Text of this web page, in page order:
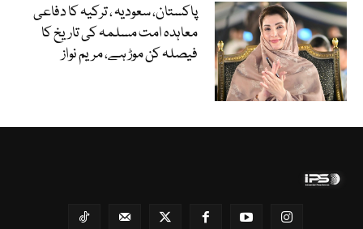
پاکستان، سعودیہ ، ترکیہ کا دفاعی
معاہدہ امت مسلمہ کی تاریخ کا
فیصلہ کن موڑ ہے، مریم نواز